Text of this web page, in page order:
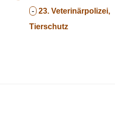
- 23. Veterinärpolizei,
Tierschutz